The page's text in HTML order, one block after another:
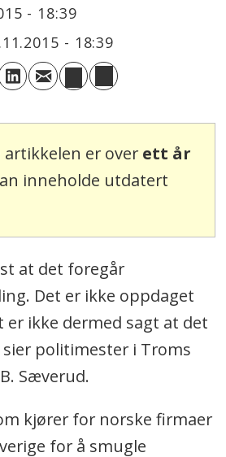
- 18:39
- 18:39
er over ett år
inneholde utdatert
at det foregår
Det er ikke oppdaget
er ikke dermed sagt at det
politimester i Troms
Sæverud.
kjører for norske firmaer
for å smugle